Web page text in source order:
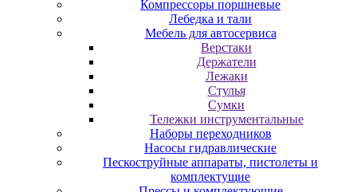
Компрессоры поршневые
Лебедка и тали
Мебель для автосервиса
Верстаки
Держатели
Лежаки
Стулья
Сумки
Тележки инструментальные
Наборы переходников
Насосы гидравлические
Пескоструйные аппараты, пистолеты и
комплектущие